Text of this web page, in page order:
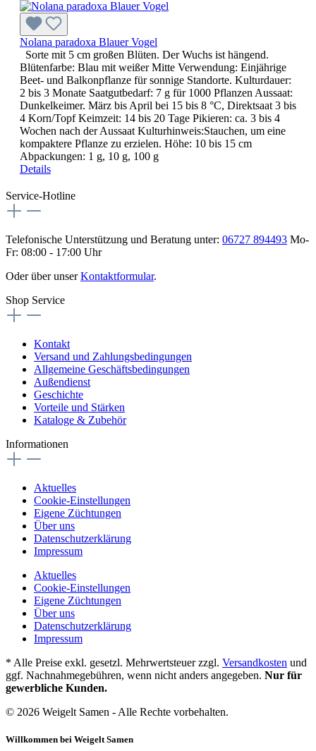
Nolana paradoxa Blauer Vogel
Sorte mit 5 cm großen Blüten. Der Wuchs ist hängend.
Blütenfarbe: Blau mit weißer Mitte Verwendung: Einjährige
Beet- und Balkonpflanze für sonnige Standorte. Kulturdauer:
2 bis 3 Monate Saatgutbedarf: 7 g für 1000 Pflanzen Aussaat:
Dunkelkeimer. März bis April bei 15 bis 8 °C, Direktsaat 3 bis
4 Korn/Topf Keimzeit: 14 bis 20 Tage Pikieren: ca. 3 bis 4
Wochen nach der Aussaat Kulturhinweis:Stauchen, um eine
kompaktere Pflanze zu erzielen. Höhe: 10 bis 15 cm
Abpackungen: 1 g, 10 g, 100 g
Details
Service-Hotline
Telefonische Unterstützung und Beratung unter: 06727 894493 Mo-
Fr: 08:00 - 17:00 Uhr
Oder über unserKontaktformular.
Shop Service
Kontakt
Versand und Zahlungsbedingungen
Allgemeine Geschäftsbedingungen
Außendienst
Geschichte
Vorteile und Stärken
Kataloge & Zubehör
Informationen
Aktuelles
Cookie-Einstellungen
Eigene Züchtungen
Über uns
Datenschutzerklärung
Impressum
Aktuelles
Cookie-Einstellungen
Eigene Züchtungen
Über uns
Datenschutzerklärung
Impressum
* Alle Preise exkl. gesetzl. Mehrwertsteuer zzgl. Versandkosten und
ggf. Nachnahmegebühren, wenn nicht anders angegeben. Nur für
gewerbliche Kunden.
© 2026 Weigelt Samen - Alle Rechte vorbehalten.
Willkommen bei Weigelt Samen